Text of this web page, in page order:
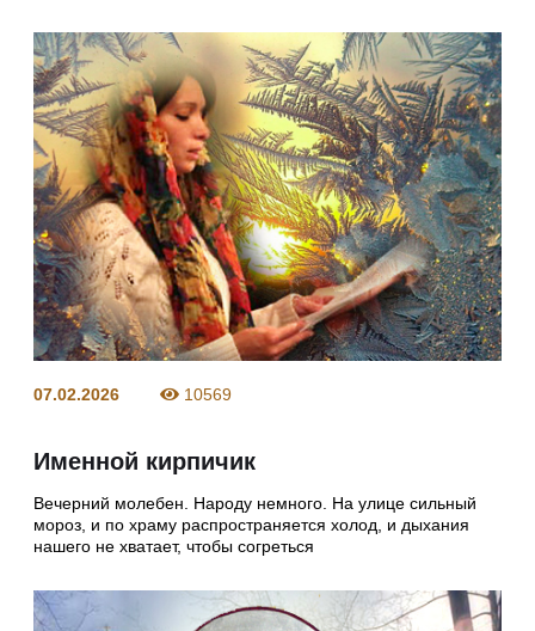
07.02.2026 10569
Именной кирпичик
Вечерний молебен. Народу немного. На улице сильный
мороз, и по храму распространяется холод, и дыхания
нашего не хватает, чтобы согреться